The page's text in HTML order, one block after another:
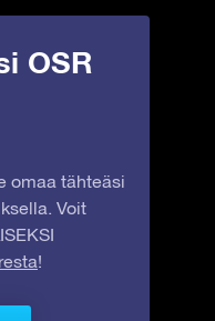
OSR
omaa tähteäsi
Voit
!